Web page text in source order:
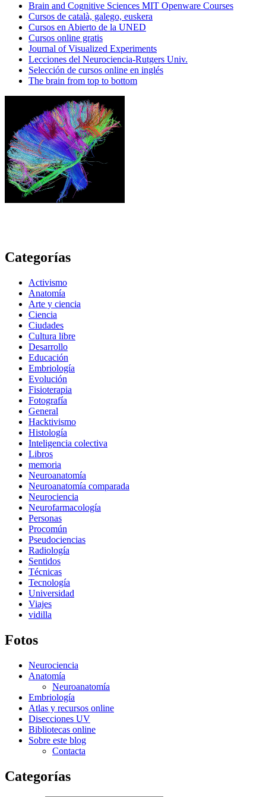
Brain and Cognitive Sciences MIT Openware Courses
Cursos de català, galego, euskera
Cursos en Abierto de la UNED
Cursos online gratis
Journal of Visualized Experiments
Lecciones del Neurociencia-Rutgers Univ.
Selección de cursos online en inglés
The brain from top to bottom
Categorías
Activismo
Anatomía
Arte y ciencia
Ciencia
Ciudades
Cultura libre
Desarrollo
Educación
Embriología
Evolución
Fisioterapia
Fotografía
General
Hacktivismo
Histología
Inteligencia colectiva
Libros
memoria
Neuroanatomía
Neuroanatomía comparada
Neurociencia
Neurofarmacología
Personas
Procomún
Pseudociencias
Radiología
Sentidos
Técnicas
Tecnología
Universidad
Viajes
vidilla
Fotos
Neurociencia
Anatomía
Neuroanatomía
Embriología
Atlas y recursos online
Disecciones UV
Bibliotecas online
Sobre este blog
Contacta
Categorías